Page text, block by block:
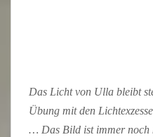
Das Licht von Ulla bleibt
Übung mit den
… Das Bild ist immer noch